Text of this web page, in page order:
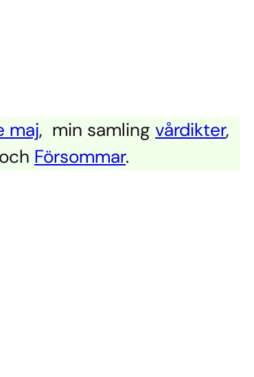
maj, min samling vårdikter,
och Försommar.